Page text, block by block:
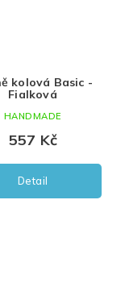
kolová Basic -
Fialková
557 Kč
Detail
HANDMADE